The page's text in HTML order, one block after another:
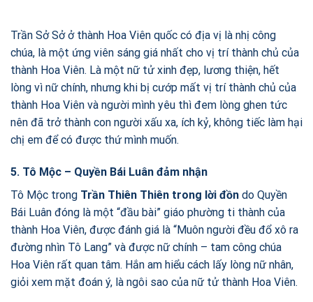
Trần Sở Sở ở thành Hoa Viên quốc có địa vị là nhị công
chúa, là một ứng viên sáng giá nhất cho vị trí thành chủ của
thành Hoa Viên. Là một nữ tử xinh đẹp, lương thiện, hết
lòng vì nữ chính, nhưng khi bị cướp mất vị trí thành chủ của
thành Hoa Viên và người mình yêu thì đem lòng ghen tức
nên đã trở thành con người xấu xa, ích kỷ, không tiếc làm hại
chị em để có được thứ mình muốn.
5. Tô Mộc – Quyền Bái Luân đảm nhận
Tô Mộc trong Trần Thiên Thiên trong lời đồn do Quyền
Bái Luân đóng là một “đầu bài” giáo phường ti thành của
thành Hoa Viên, được đánh giá là “Muôn người đều đổ xô ra
đường nhìn Tô Lang” và được nữ chính – tam công chúa
Hoa Viên rất quan tâm. Hắn am hiểu cách lấy lòng nữ nhân,
giỏi xem mặt đoán ý, là ngôi sao của nữ tử thành Hoa Viên.